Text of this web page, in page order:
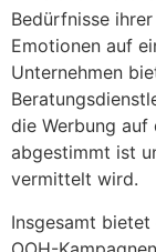
Bedürfnisse
Emotionen auf
Unternehmen
die Werbung
abgestimmt ist
vermittelt wird.
Insgesamt